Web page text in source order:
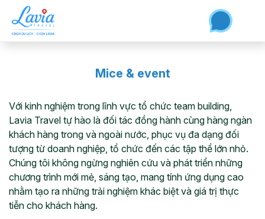
Mice & event
Với kinh nghiệm trong lĩnh vực tổ chức team building,
Lavia Travel tự hào là đối tác đồng hành cùng hàng ngàn
khách hàng trong và ngoài nước, phục vụ đa dạng đối
tượng từ doanh nghiệp, tổ chức đến các tập thể lớn nhỏ.
Chúng tôi không ngừng nghiên cứu và phát triển những
chương trình mới mẻ, sáng tạo, mang tính ứng dụng cao
nhằm tạo ra những trải nghiệm khác biệt và giá trị thực
tiễn cho khách hàng.